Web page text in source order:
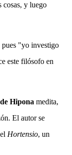
cosas, y luego
pues "yo investigo
este filósofo en
Hipona medita,
El autor se
Hortensio, un